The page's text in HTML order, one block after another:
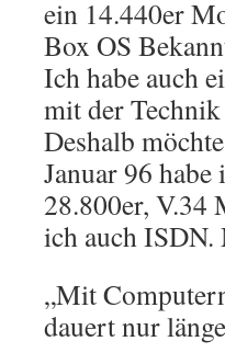
ein 14.440er
Box OS
Ich habe auch
mit der
Deshalb
Januar 96
28.800er, V.34
ich auch
„Mit
dauert nur